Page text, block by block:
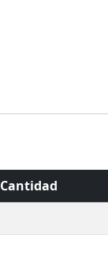
Cantidad